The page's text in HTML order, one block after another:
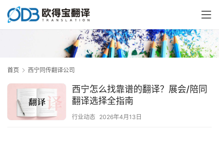
首页 西宁同传翻译公司
西宁怎么找靠谱的翻译？展会/陪同
翻译选择全指南
行业动态 2026年4月13日